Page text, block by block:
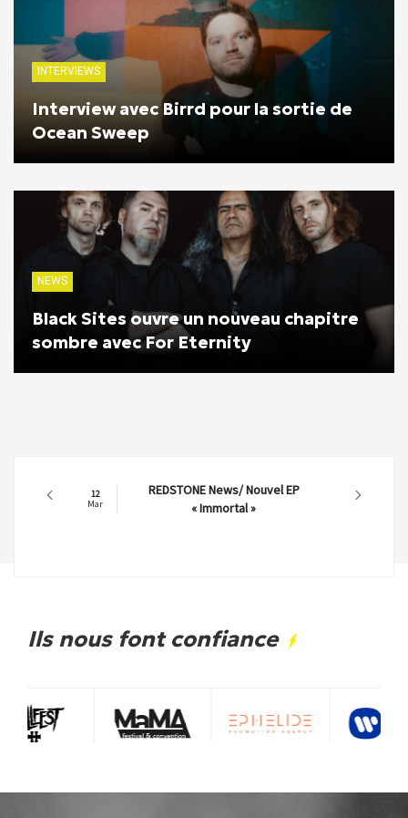
INTERVIEWS
Interview avec Birrd pour la sortie de
Ocean Sweep
NEWS
Black Sites ouvre un nouveau chapitre
sombre avec For Eternity
12
Mar
REDSTONE News/ Nouvel EP
« Immortal »
Ils nous font confiance